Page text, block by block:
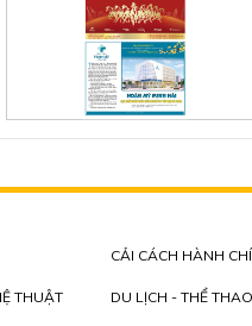
CẢI CÁCH HÀNH
THUẬT DU LỊCH - THỂ THAO